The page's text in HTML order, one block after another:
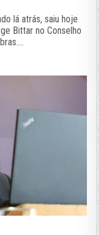
lá atrás, saiu hoje
Bittar no Conselho